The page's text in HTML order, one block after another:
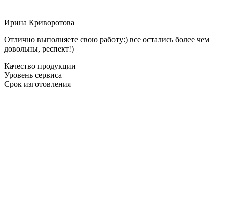
Ирина Криворотова
Отлично выполняете свою работу:) все остались более чем
довольны, респект!)
Качество продукции
Уровень сервиса
Срок изготовления